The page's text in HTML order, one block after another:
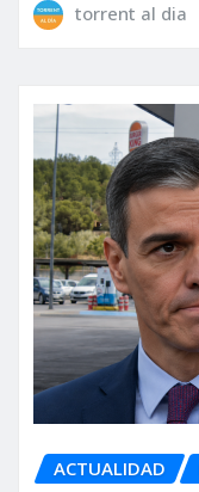
torrent al dia
ACTUALIDAD